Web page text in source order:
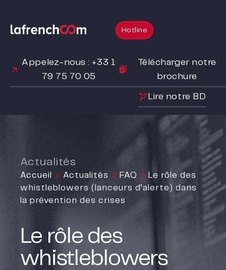
Hotline
Appelez-nous : +33 1
79 75 70 05
Télécharger notre
brochure
Lire notre BD
Actualités
Accueil » Actualités » FAQ » Le rôle des
whistleblowers (lanceurs d’alerte) dans
la prévention des crises
Le rôle des
whistleblowers